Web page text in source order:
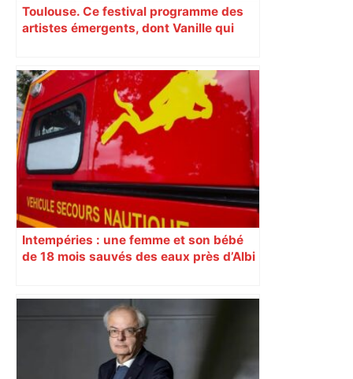
Toulouse. Ce festival programme des
artistes émergents, dont Vanille qui
Intempéries : une femme et son bébé
de 18 mois sauvés des eaux près d’Albi